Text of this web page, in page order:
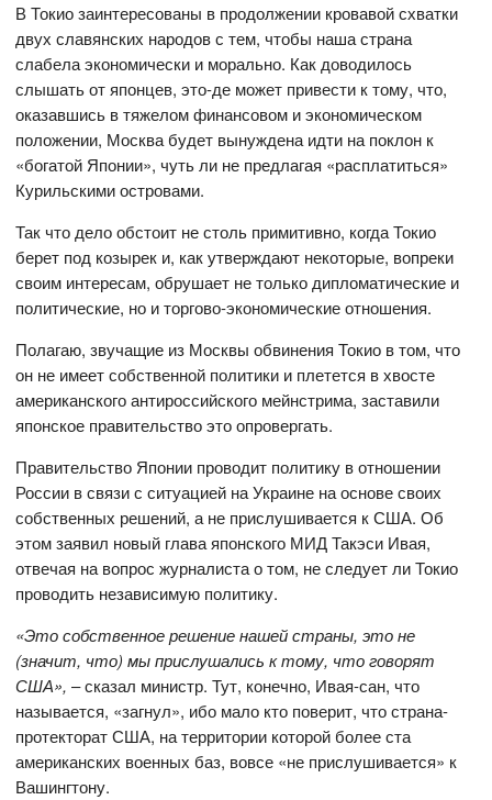
В Токио заинтересованы в продолжении кровавой схватки
двух славянских народов с тем, чтобы наша страна
слабела экономически и морально. Как доводилось
слышать от японцев, это-де может привести к тому, что,
оказавшись в тяжелом финансовом и экономическом
положении, Москва будет вынуждена идти на поклон к
«богатой Японии», чуть ли не предлагая «расплатиться»
Курильскими островами.
Так что дело обстоит не столь примитивно, когда Токио
берет под козырек и, как утверждают некоторые, вопреки
своим интересам, обрушает не только дипломатические и
политические, но и торгово-экономические отношения.
Полагаю, звучащие из Москвы обвинения Токио в том, что
он не имеет собственной политики и плетется в хвосте
американского антироссийского мейнстрима, заставили
японское правительство это опровергать.
Правительство Японии проводит политику в отношении
России в связи с ситуацией на Украине на основе своих
собственных решений, а не прислушивается к США. Об
этом заявил новый глава японского МИД Такэси Ивая,
отвечая на вопрос журналиста о том, не следует ли Токио
проводить независимую политику.
«Это собственное решение нашей страны, это не
(значит, что) мы прислушались к тому, что говорят
США»,– сказал министр. Тут, конечно, Ивая-сан, что
называется, «загнул», ибо мало кто поверит, что страна-
протекторат США, на территории которой более ста
американских военных баз, вовсе «не прислушивается» к
Вашингтону.